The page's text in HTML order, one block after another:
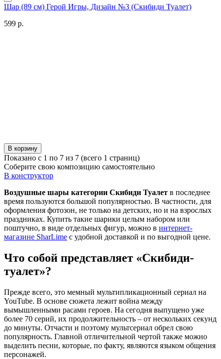
Шар (89 см) Герой Игры, Дизайн №3 (Скибиди Туалет)
599 р.
В корзину
Показано с 1 по 7 из 7 (всего 1 страниц)
Соберите свою композицию самостоятельно
В конструктор
Воздушные шары категории Скибиди Туалет в последнее
время пользуются большой популярностью. В частности, для
оформления фотозон, не только на детских, но и на взрослых
праздниках. Купить такие шарики целым набором или
поштучно, в виде отдельных фигур, можно в интернет-
магазине SharLime с удобной доставкой и по выгодной цене.
Что собой представляет «Скибиди-
туалет»?
Прежде всего, это мемный мультипликационный сериал на
YouTube. В основе сюжета лежит война между
вымышленными расами героев. На сегодня выпущено уже
более 70 серий, их продолжительность – от нескольких секунд
до минуты. Отчасти и поэтому мультсериал обрел свою
популярность. Главной отличительной чертой также можно
выделить песни, которые, по факту, являются языком общения
персонажей.